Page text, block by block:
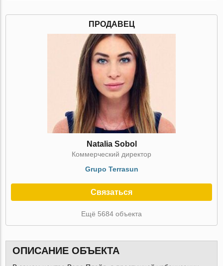
ПРОДАВЕЦ
Natalia Sobol
Коммерческий директор
Grupo Terrasun
Связаться
Ещё 5684 объекта
ОПИСАНИЕ ОБЪЕКТА